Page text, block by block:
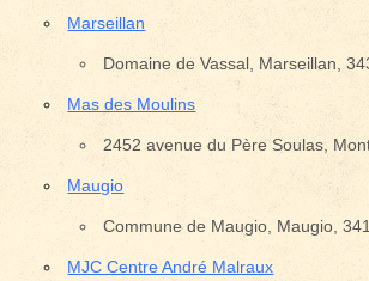
Marseillan
Domaine de Vassal, Marseillan,
Mas des Moulins
2452 avenue du Père Soulas,
Maugio
Commune de Maugio, Maugio,
MJC Centre André Malraux